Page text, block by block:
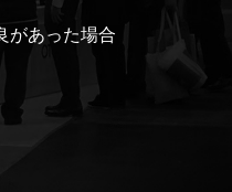
があった場合